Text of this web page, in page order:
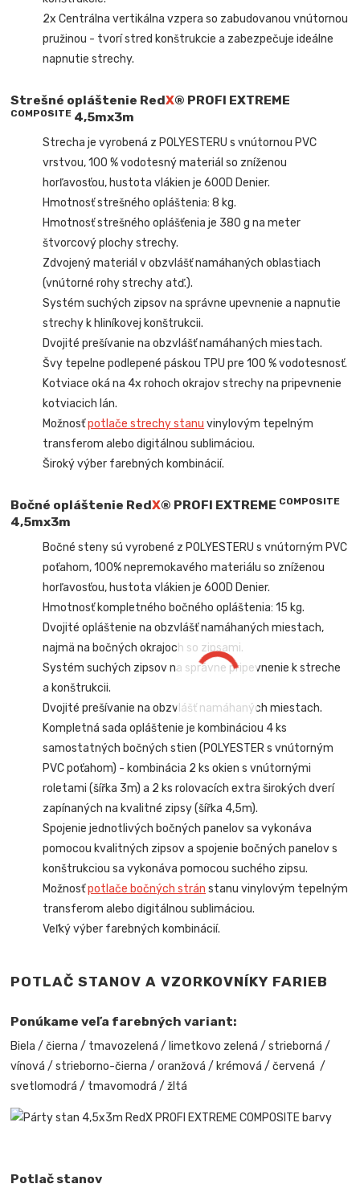
2x Centrálna vertikálna vzpera so zabudovanou vnútornou
pružinou - tvorí stred konštrukcie a zabezpečuje ideálne
napnutie strechy.
Strešné opláštenie RedX® PROFI EXTREME
COMPOSITE 4,5mx3m
Strecha je vyrobená z POLYESTERU s vnútornou PVC
vrstvou, 100 % vodotesný materiál so zníženou
horľavosťou, hustota vlákien je 600D Denier.
Hmotnosť strešného opláštenia: 8 kg.
Hmotnosť strešného oplášťenia je 380 g na meter
štvorcový plochy strechy.
Zdvojený materiál v obzvlášť namáhaných oblastiach
(vnútorné rohy strechy atď.).
Systém suchých zipsov na správne upevnenie a napnutie
strechy k hliníkovej konštrukcii.
Dvojité prešívanie na obzvlášť namáhaných miestach.
Švy tepelne podlepené páskou TPU pre 100 % vodotesnosť.
Kotviace oká na 4x rohoch okrajov strechy na pripevnenie
kotviacich lán.
Možnosťpotlače strechy stanu vinylovým tepelným
transferom alebo digitálnou sublimáciou.
Široký výber farebných kombinácií.
Bočné opláštenie RedX® PROFI EXTREME COMPOSITE
4,5mx3m
Bočné steny sú vyrobené z POLYESTERU s vnútorným PVC
poťahom, 100% nepremokavého materiálu so zníženou
horľavosťou, hustota vlákien je 600D Denier.
Hmotnosť kompletného bočného opláštenia: 15 kg.
Dvojité opláštenie na obzvlášť namáhaných miestach,
najmä na bočných okrajoch so zipsami.
Systém suchých zipsov na správne pripevnenie k streche
a konštrukcii.
Dvojité prešívanie na obzvlášť namáhaných miestach.
Kompletná sada opláštenie je kombináciou 4 ks
samostatných bočných stien (POLYESTER s vnútorným
PVC poťahom) - kombinácia 2 ks okien s vnútornými
roletami (šířka 3m) a 2 ks rolovacích extra širokých dverí
zapínaných na kvalitné zipsy (šířka 4,5m).
Spojenie jednotlivých bočných panelov sa vykonáva
pomocou kvalitných zipsov a spojenie bočných panelov s
konštrukciou sa vykonáva pomocou suchého zipsu.
Možnosťpotlače bočných strán stanu vinylovým tepelným
transferom alebo digitálnou sublimáciou.
Veľký výber farebných kombinácií.
POTLAČ STANOV A VZORKOVNÍKY FARIEB
Ponúkame veľa farebných variant:
Biela / čierna / tmavozelená / limetkovo zelená / strieborná /
vínová / strieborno-čierna / oranžová / krémová / červená /
svetlomodrá / tmavomodrá / žltá
Potlač stanov